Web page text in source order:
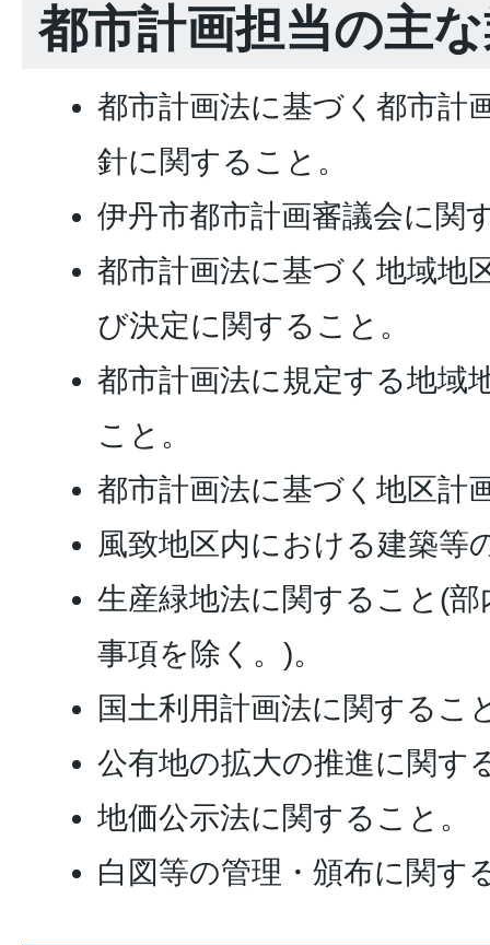
都市計画担当の主
都市計画法に基づく都市計
針に関すること。
伊丹市都市計画審議会に関
都市計画法に基づく地域地
び決定に関すること。
都市計画法に規定する地域
こと。
都市計画法に基づく地区計
風致地区内における建築等
生産緑地法に関すること(
事項を除く。)。
国土利用計画法に関するこ
公有地の拡大の推進に関す
地価公示法に関すること。
白図等の管理・頒布に関す